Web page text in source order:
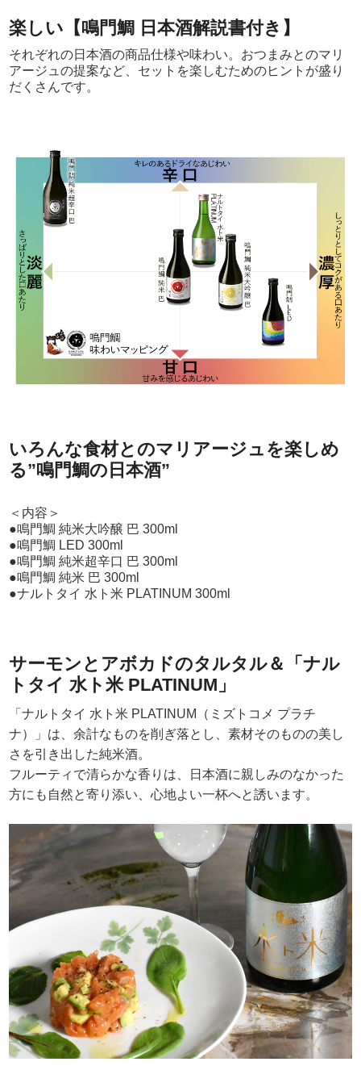
楽しい【鳴門鯛 日本酒解説書付き】
それぞれの日本酒の商品仕様や味わい。おつまみとのマリ
アージュの提案など、セットを楽しむためのヒントが盛り
だくさんです。
いろんな食材とのマリアージュを楽しめ
る”鳴門鯛の日本酒”
＜内容＞
●鳴門鯛 純米大吟醸 巴 300ml
●鳴門鯛 LED 300ml
●鳴門鯛 純米超辛口 巴 300ml
●鳴門鯛 純米 巴 300ml
●ナルトタイ 水ト米 PLATINUM 300ml
サーモンとアボカドのタルタル＆「ナル
トタイ 水ト米 PLATINUM」
「ナルトタイ 水ト米 PLATINUM（ミズトコメ プラチ
ナ）」は、余計なものを削ぎ落とし、素材そのものの美し
さを引き出した純米酒。
フルーティで清らかな香りは、日本酒に親しみのなかった
方にも自然と寄り添い、心地よい一杯へと誘います。